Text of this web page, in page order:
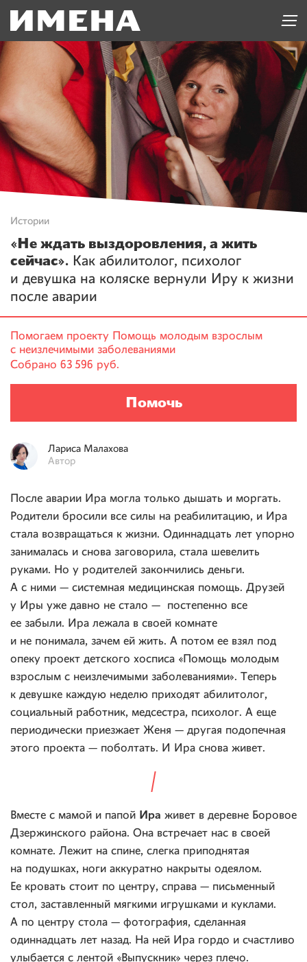
Истории
«Не ждать выздоровления, а жить
сейчас». Как абилитолог, психолог
и девушка на коляске вернули Иру к жизни
после аварии
Помогаем проекту Помощь молодым взрослым
с неизлечимыми заболеваниями
Собрано 63 596 руб.
Помочь
Лариса Малахова
Автор
После аварии Ира могла только дышать и моргать.
Родители бросили все силы на реабилитацию, и Ира
стала возвращаться к жизни. Одиннадцать лет упорно
занималась и снова заговорила, стала шевелить
руками. Но у родителей закончились деньги.
А с ними — системная медицинская помощь. Друзей
у Иры уже давно не стало — постепенно все
ее забыли. Ира лежала в своей комнате
и не понимала, зачем ей жить. А потом ее взял под
опеку проект детского хосписа «Помощь молодым
взрослым с неизлечимыми заболеваниями». Теперь
к девушке каждую неделю приходят абилитолог,
социальный работник, медсестра, психолог. А еще
периодически приезжает Женя — другая подопечная
этого проекта — поболтать. И Ира снова живет.
Вместе с мамой и папой Ира живет в деревне Боровое
Дзержинского района. Она встречает нас в своей
комнате. Лежит на спине, слегка приподнятая
на подушках, ноги аккуратно накрыты одеялом.
Ее кровать стоит по центру, справа — письменный
стол, заставленный мягкими игрушками и куклами.
А по центру стола — фотография, сделанная
одиннадцать лет назад. На ней Ира гордо и счастливо
улыбается с лентой «Выпускник» через плечо.